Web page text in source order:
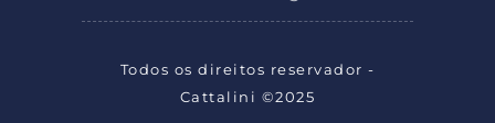
Todos os direitos reservador -
Cattalini ©2025